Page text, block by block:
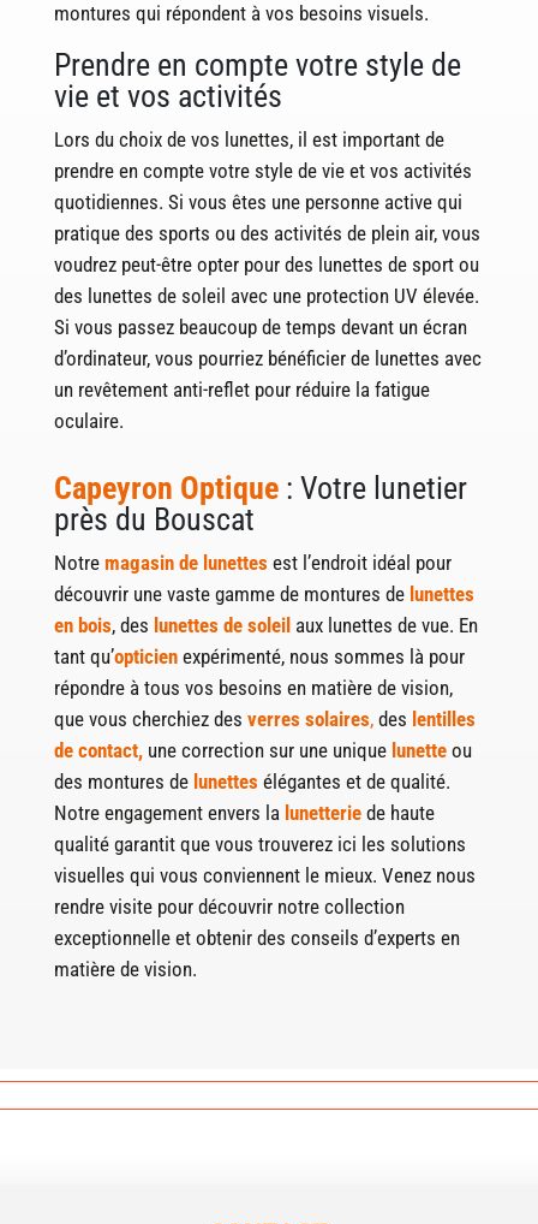
montures qui répondent à vos besoins visuels.
Prendre en compte votre style de
vie et vos activités
Lors du choix de vos lunettes, il est important de
prendre en compte votre style de vie et vos activités
quotidiennes. Si vous êtes une personne active qui
pratique des sports ou des activités de plein air, vous
voudrez peut-être opter pour des lunettes de sport ou
des lunettes de soleil avec une protection UV élevée.
Si vous passez beaucoup de temps devant un écran
d’ordinateur, vous pourriez bénéficier de lunettes avec
un revêtement anti-reflet pour réduire la fatigue
oculaire.
Capeyron Optique: Votre lunetier
près du Bouscat
Notre magasin de lunettes est l’endroit idéal pour
découvrir une vaste gamme de montures de lunettes
en bois, des lunettes de soleil aux lunettes de vue. En
tant qu’opticien expérimenté, nous sommes là pour
répondre à tous vos besoins en matière de vision,
que vous cherchiez des verres solaires,des lentilles
de contact,une correction sur une unique lunette ou
des montures de lunettes élégantes et de qualité.
Notre engagement envers la lunetterie de haute
qualité garantit que vous trouverez ici les solutions
visuelles qui vous conviennent le mieux. Venez nous
rendre visite pour découvrir notre collection
exceptionnelle et obtenir des conseils d’experts en
matière de vision.